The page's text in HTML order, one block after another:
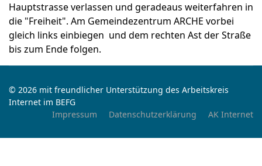
Hauptstrasse verlassen und geradeaus weiterfahren in
die "Freiheit". Am Gemeindezentrum ARCHE vorbei
gleich links einbiegen und dem rechten Ast der Straße
bis zum Ende folgen.
© 2026 mit freundlicher Unterstützung des Arbeitskreis
Internet im BEFG
Impressum
Datenschutzerklärung AK Internet